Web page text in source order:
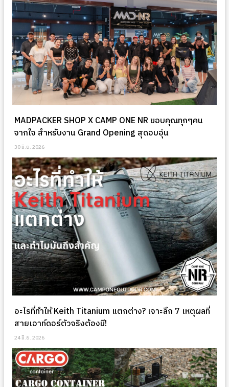
MADPACKER SHOP X CAMP ONE NR ขอบคุณทุกๆคน
จากใจ สำหรับงาน Grand Opening สุดอบอุ่น
30 มิ.ย. 2026
อะไรที่ทำให้ Keith Titanium แตกต่าง? เจาะลึก 7 เหตุผลที่
สายเอาท์ดอร์ตัวจริงต้องมี!
24 มิ.ย. 2026